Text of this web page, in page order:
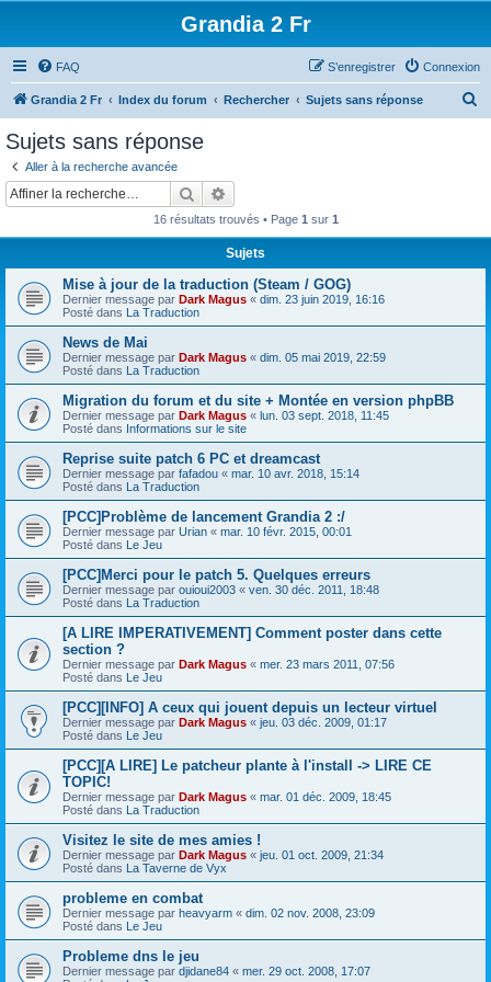
Grandia 2 Fr
FAQ Connexion
S’enregistrer
Grandia 2 Fr Index du forum Rechercher Sujets sans réponse
Sujets sans réponse
Aller à la recherche avancée
Rechercher
16 résultats trouvés • Page 1 sur 1
Sujets
Mise à jour de la traduction (Steam / GOG)
Dernier message par Dark Magus « dim. 23 juin 2019, 16:16
Posté dans La Traduction
News de Mai
Dernier message par Dark Magus « dim. 05 mai 2019, 22:59
Posté dans La Traduction
Migration du forum et du site + Montée en version phpBB
Dernier message par Dark Magus « lun. 03 sept. 2018, 11:45
Posté dans Informations sur le site
Reprise suite patch 6 PC et dreamcast
Dernier message par fafadou « mar. 10 avr. 2018, 15:14
Posté dans La Traduction
[PCC]Problème de lancement Grandia 2 :/
Dernier message par Urian « mar. 10 févr. 2015, 00:01
Posté dans Le Jeu
[PCC]Merci pour le patch 5. Quelques erreurs
Dernier message par ouioui2003 « ven. 30 déc. 2011, 18:48
Posté dans La Traduction
[A LIRE IMPERATIVEMENT] Comment poster dans cette
section ?
Dernier message par Dark Magus « mer. 23 mars 2011, 07:56
Posté dans Le Jeu
[PCC][INFO] A ceux qui jouent depuis un lecteur virtuel
Dernier message par Dark Magus « jeu. 03 déc. 2009, 01:17
Posté dans Le Jeu
[PCC][A LIRE] Le patcheur plante à l'install -> LIRE CE
TOPIC!
Dernier message par Dark Magus « mar. 01 déc. 2009, 18:45
Posté dans La Traduction
Visitez le site de mes amies !
Dernier message par Dark Magus « jeu. 01 oct. 2009, 21:34
Posté dans La Taverne de Vyx
probleme en combat
Dernier message par heavyarm « dim. 02 nov. 2008, 23:09
Posté dans Le Jeu
Probleme dns le jeu
Dernier message par djidane84 « mer. 29 oct. 2008, 17:07